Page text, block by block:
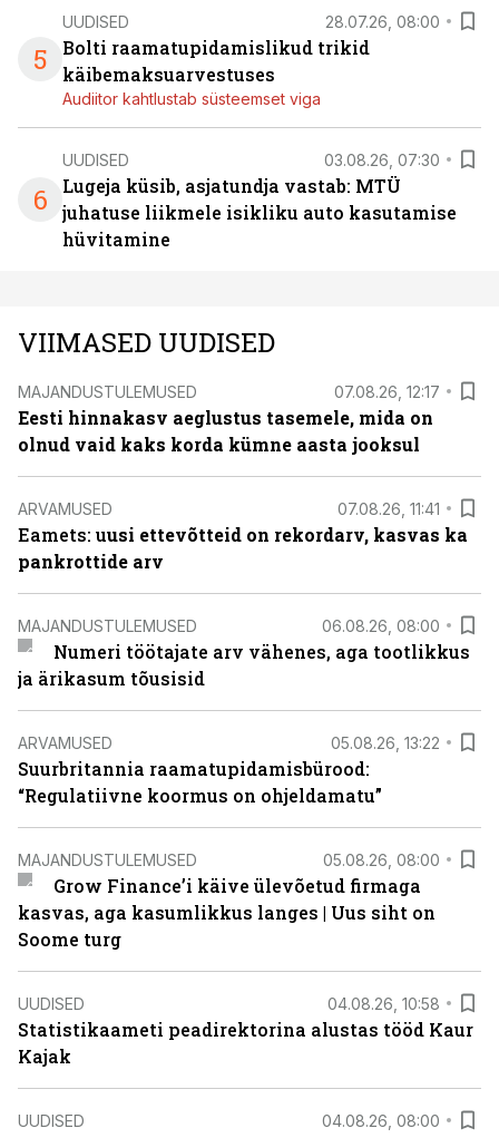
5
UUDISED 28.07.26, 08:00
Bolti raamatupidamislikud trikid
käibemaksuarvestuses
Audiitor kahtlustab süsteemset viga
6
UUDISED 03.08.26, 07:30
Lugeja küsib, asjatundja vastab: MTÜ
juhatuse liikmele isikliku auto kasutamise
hüvitamine
VIIMASED UUDISED
MAJANDUSTULEMUSED 07.08.26, 12:17
Eesti hinnakasv aeglustus tasemele, mida on
olnud vaid kaks korda kümne aasta jooksul
ARVAMUSED 07.08.26, 11:41
Eamets: uusi ettevõtteid on rekordarv, kasvas ka
pankrottide arv
MAJANDUSTULEMUSED 06.08.26, 08:00
Numeri töötajate arv vähenes, aga tootlikkus
ja ärikasum tõusisid
ARVAMUSED 05.08.26, 13:22
Suurbritannia raamatupidamisbürood:
“Regulatiivne koormus on ohjeldamatu”
MAJANDUSTULEMUSED 05.08.26, 08:00
Grow Finance’i käive ülevõetud firmaga
kasvas, aga kasumlikkus langes | Uus siht on
Soome turg
UUDISED 04.08.26, 10:58
Statistikaameti peadirektorina alustas tööd Kaur
Kajak
UUDISED 04.08.26, 08:00